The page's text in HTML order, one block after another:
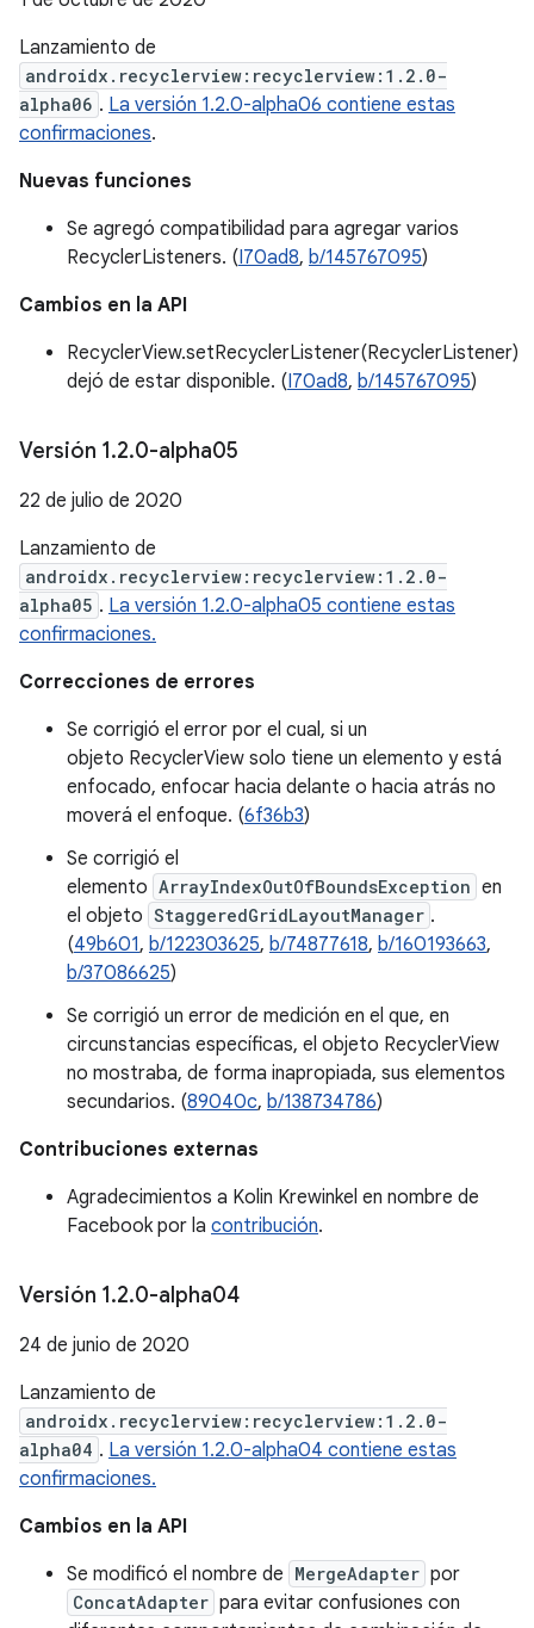
Lanzamiento de
androidx.recyclerview:recyclerview:1.2.0-
alpha06 . La versión 1.2.0-alpha06 contiene estas
confirmaciones.
Nuevas funciones
Se agregó compatibilidad para agregar varios
RecyclerListeners. (I70ad8, b/145767095)
Cambios en la API
RecyclerView.setRecyclerListener(RecyclerListener)
dejó de estar disponible. (I70ad8, b/145767095)
Versión 1.2.0-alpha05
22 de julio de 2020
Lanzamiento de
androidx.recyclerview:recyclerview:1.2.0-
alpha05 . La versión 1.2.0-alpha05 contiene estas
confirmaciones.
Correcciones de errores
Se corrigió el error por el cual, si un
objeto RecyclerView solo tiene un elemento y está
enfocado, enfocar hacia delante o hacia atrás no
moverá el enfoque. (6f36b3)
Se corrigió el
elemento ArrayIndexOutOfBoundsException en
el objeto StaggeredGridLayoutManager .
(49b601, b/122303625, b/74877618, b/160193663,
b/37086625)
Se corrigió un error de medición en el que, en
circunstancias específicas, el objeto RecyclerView
no mostraba, de forma inapropiada, sus elementos
secundarios. (89040c, b/138734786)
Contribuciones externas
Agradecimientos a Kolin Krewinkel en nombre de
Facebook por la contribución.
Versión 1.2.0-alpha04
24 de junio de 2020
Lanzamiento de
androidx.recyclerview:recyclerview:1.2.0-
alpha04 . La versión 1.2.0-alpha04 contiene estas
confirmaciones.
Cambios en la API
Se modificó el nombre de MergeAdapter por
ConcatAdapter para evitar confusiones con